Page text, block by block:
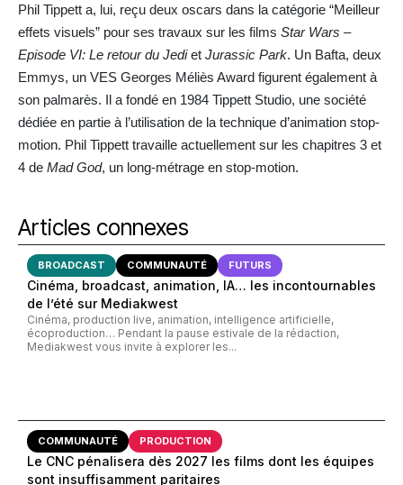
Phil Tippett a, lui, reçu deux oscars dans la catégorie “Meilleur
effets visuels” pour ses travaux sur les films Star Wars –
Episode VI: Le retour du Jediet Jurassic Park. Un Bafta, deux
Emmys, un VES Georges Méliès Award figurent également à
son palmarès. Il a fondé en 1984 Tippett Studio, une société
dédiée en partie à l’utilisation de la technique d’animation stop-
motion. Phil Tippett travaille actuellement sur les chapitres 3 et
4 de Mad God, un long-métrage en stop-motion.
Articles connexes
BROADCAST COMMUNAUTÉ FUTURS
Cinéma, broadcast, animation, IA… les incontournables
de l’été sur Mediakwest
Cinéma, production live, animation, intelligence artificielle,
écoproduction… Pendant la pause estivale de la rédaction,
Mediakwest vous invite à explorer les...
COMMUNAUTÉ PRODUCTION
Le CNC pénalisera dès 2027 les films dont les équipes
sont insuffisamment paritaires